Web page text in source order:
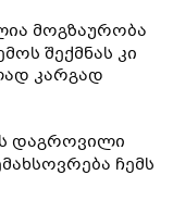
მოგზაურობა
შექმნას კი
კარგად
დაგროვილი
ჩემს